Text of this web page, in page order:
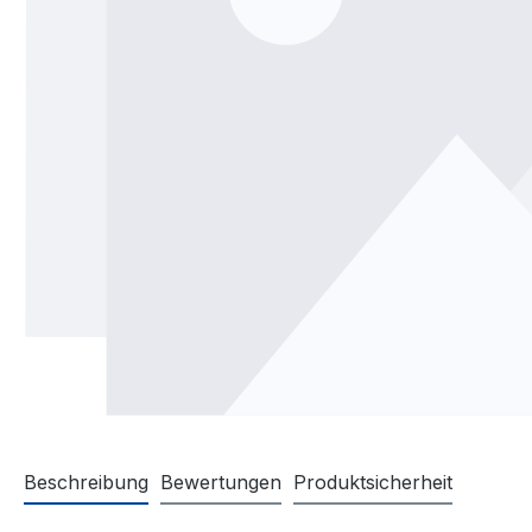
Beschreibung Bewertungen Produktsicherheit